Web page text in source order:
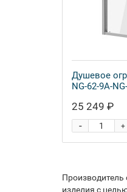
Душевое
NG-62-9A-
25 249 ₽
+
-
Производитель
изделия с